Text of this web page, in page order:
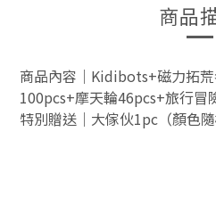
商品
商品內容｜Kidibots+磁力拓
100pcs+摩天輪46pcs+旅行冒
特別贈送｜大傢伙1pc（顏色隨